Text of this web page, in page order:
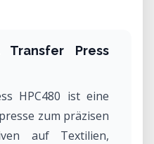
Press
HPC480 ist eine
zum präzisen
auf Textilien,